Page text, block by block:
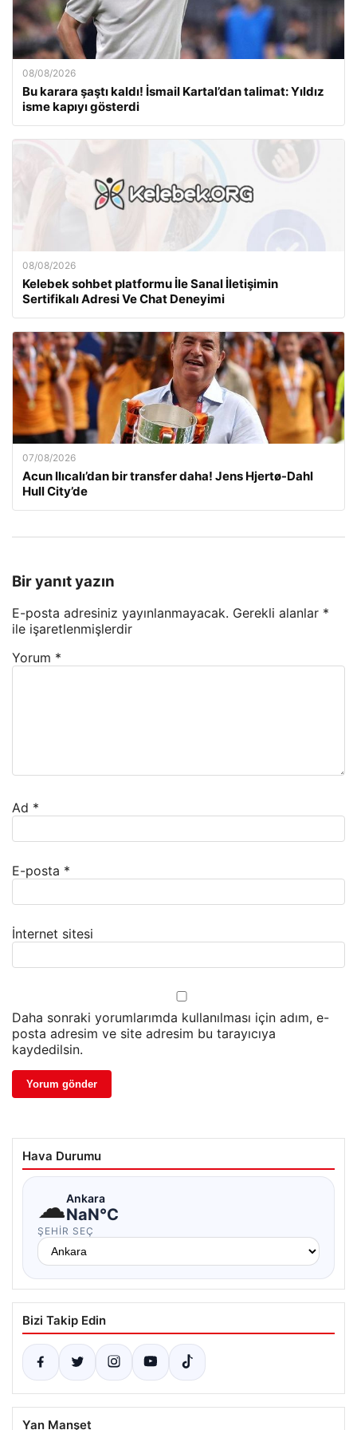
08/08/2026
Bu karara şaştı kaldı! İsmail Kartal’dan talimat: Yıldız
isme kapıyı gösterdi
08/08/2026
Kelebek sohbet platformu İle Sanal İletişimin
Sertifikalı Adresi Ve Chat Deneyimi
07/08/2026
Acun Ilıcalı’dan bir transfer daha! Jens Hjertø-Dahl
Hull City’de
Bir yanıt yazın
E-posta adresiniz yayınlanmayacak. Gerekli alanlar *
ile işaretlenmişlerdir
Yorum *
Ad *
E-posta *
İnternet sitesi
Daha sonraki yorumlarımda kullanılması için adım, e-
posta adresim ve site adresim bu tarayıcıya
kaydedilsin.
Hava Durumu
☁Ankara
NaN°C
ŞEHIR SEÇ
Bizi Takip Edin
Yan Manşet